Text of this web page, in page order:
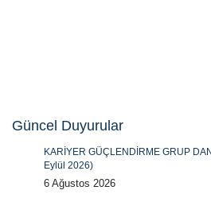
Güncel Duyurular
KARİYER GÜÇLENDİRME GRUP
Eylül 2026)
6 Ağustos 2026